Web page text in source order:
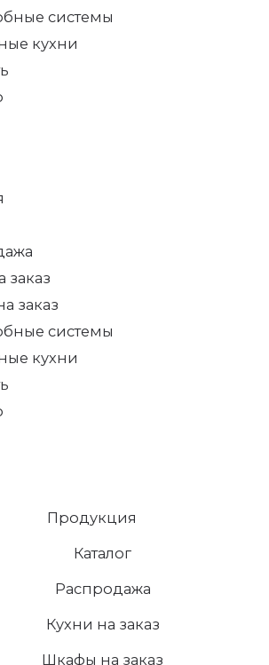
системы
кухни
заказ
заказ
системы
кухни
Продукция
Каталог
Распродажа
Кухни на заказ
Шкафы на заказ